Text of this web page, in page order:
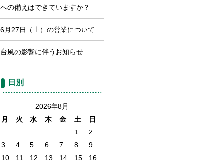
への備えはできていますか？
6月27日（土）の営業について
台風の影響に伴うお知らせ
日別
2026年8月
月
火 水 木 金 土
日
1
2
3
4 5 6 7 8
9
10
11 12 13 14 15
16